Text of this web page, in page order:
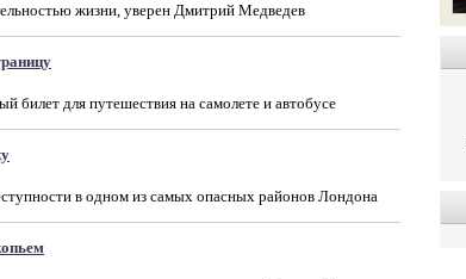
жизни, уверен Дмитрий Медведев
билет для путешествия на самолете и автобусе
в одном из самых опасных районов Лондона